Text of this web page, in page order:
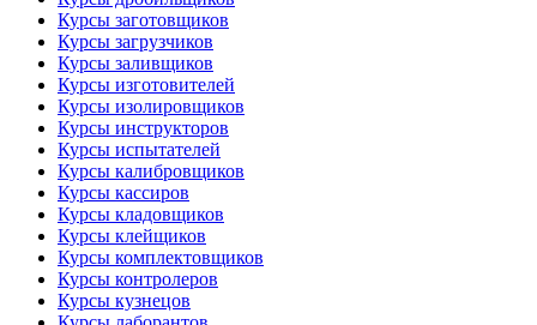
Курсы заготовщиков
Курсы загрузчиков
Курсы заливщиков
Курсы изготовителей
Курсы изолировщиков
Курсы инструкторов
Курсы испытателей
Курсы калибровщиков
Курсы кассиров
Курсы кладовщиков
Курсы клейщиков
Курсы комплектовщиков
Курсы контролеров
Курсы кузнецов